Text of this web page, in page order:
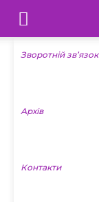
Телебачення
«Капрі»
Новини
Зворотній зв’язок
Архів
Контакти